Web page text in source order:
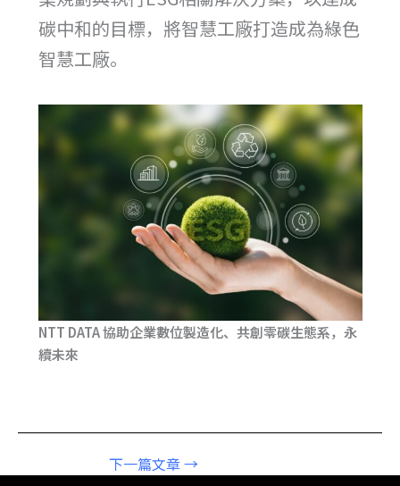
碳中和的目標，將智慧工廠打造成為綠色
智慧工廠。
NTT DATA 協助企業數位製造化、共創零碳生態系，永
續未來
下一篇文章→